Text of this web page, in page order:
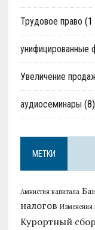
Трудовое право (1
унифицированные
Увеличение
аудиосеминары (8)
МЕТКИ
Амнистия капитала
налогов Изменения
Курортный сбор